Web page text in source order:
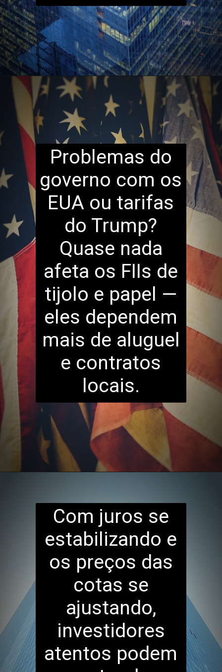
Problemas do
governo com os
EUA ou tarifas
do Trump?
Quase nada
afeta os FIIs de
tijolo e papel —
eles dependem
mais de aluguel
e contratos
locais.
Com juros se
estabilizando e
os preços das
cotas se
ajustando,
investidores
atentos podem